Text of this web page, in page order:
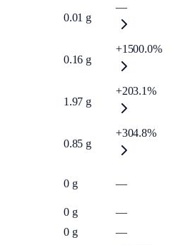
0.01 g
—
0.16 g
+1500.0%
1.97 g
+203.1%
0.85 g
+304.8%
0 g —
0 g
—
0 g —